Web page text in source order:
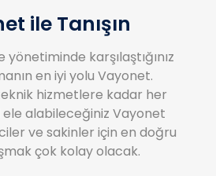
ile Tanışın
karşılaştığınız
en iyi yolu Vayonet.
hizmetlere kadar her
alabileceğiniz Vayonet
ve sakinler için en doğru
çok kolay olacak.